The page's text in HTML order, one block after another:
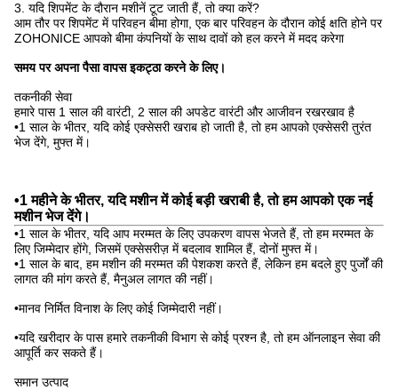
3. यदि शिपमेंट के दौरान मशीनें टूट जाती हैं, तो क्या करें?
आम तौर पर शिपमेंट में परिवहन बीमा होगा, एक बार परिवहन के दौरान कोई क्षति होने पर
ZOHONICE आपको बीमा कंपनियों के साथ दावों को हल करने में मदद करेगा
समय पर अपना पैसा वापस इकट्ठा करने के लिए।
तकनीकी सेवा
हमारे पास 1 साल की वारंटी, 2 साल की अपडेट वारंटी और आजीवन रखरखाव है
•1 साल के भीतर, यदि कोई एक्सेसरी खराब हो जाती है, तो हम आपको एक्सेसरी तुरंत
भेज देंगे, मुफ्त में।
•1 महीने के भीतर, यदि मशीन में कोई बड़ी खराबी है, तो हम आपको एक नई
मशीन भेज देंगे।
•1 साल के भीतर, यदि आप मरम्मत के लिए उपकरण वापस भेजते हैं, तो हम मरम्मत के
लिए जिम्मेदार होंगे, जिसमें एक्सेसरीज़ में बदलाव शामिल हैं, दोनों मुफ्त में।
•1 साल के बाद, हम मशीन की मरम्मत की पेशकश करते हैं, लेकिन हम बदले हुए पुर्जों की
लागत की मांग करते हैं, मैनुअल लागत की नहीं।
•मानव निर्मित विनाश के लिए कोई जिम्मेदारी नहीं।
•यदि खरीदार के पास हमारे तकनीकी विभाग से कोई प्रश्न है, तो हम ऑनलाइन सेवा की
आपूर्ति कर सकते हैं।
समान उत्पाद